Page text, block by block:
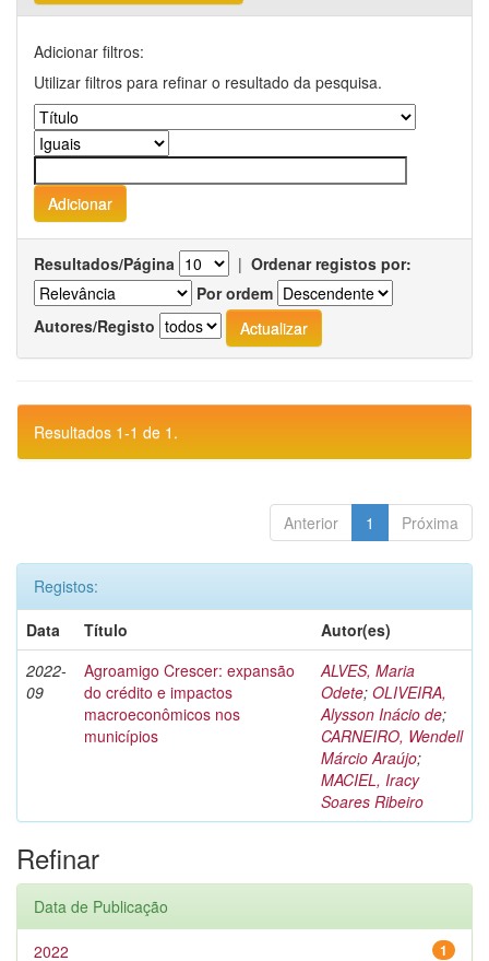
Adicionar filtros:
Utilizar filtros para refinar o resultado da pesquisa.
Resultados/Página | Ordenar registos por:
Por ordem
Autores/Registo
Resultados 1-1 de 1.
Anterior 1 Próxima
Registos:
Data
Título
Autor(es)
2022-
09
Agroamigo Crescer: expansão
do crédito e impactos
macroeconômicos nos
municípios
ALVES, Maria
Odete; OLIVEIRA,
Alysson Inácio de;
CARNEIRO, Wendell
Márcio Araújo;
MACIEL, Iracy
Soares Ribeiro
Refinar
Data de Publicação
1
2022